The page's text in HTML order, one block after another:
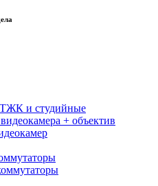
и студийные
+ объектив